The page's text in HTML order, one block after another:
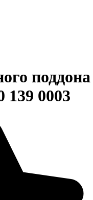
поддона
0003